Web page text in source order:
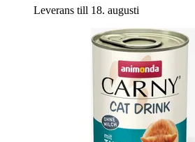
Leverans till 18. augusti